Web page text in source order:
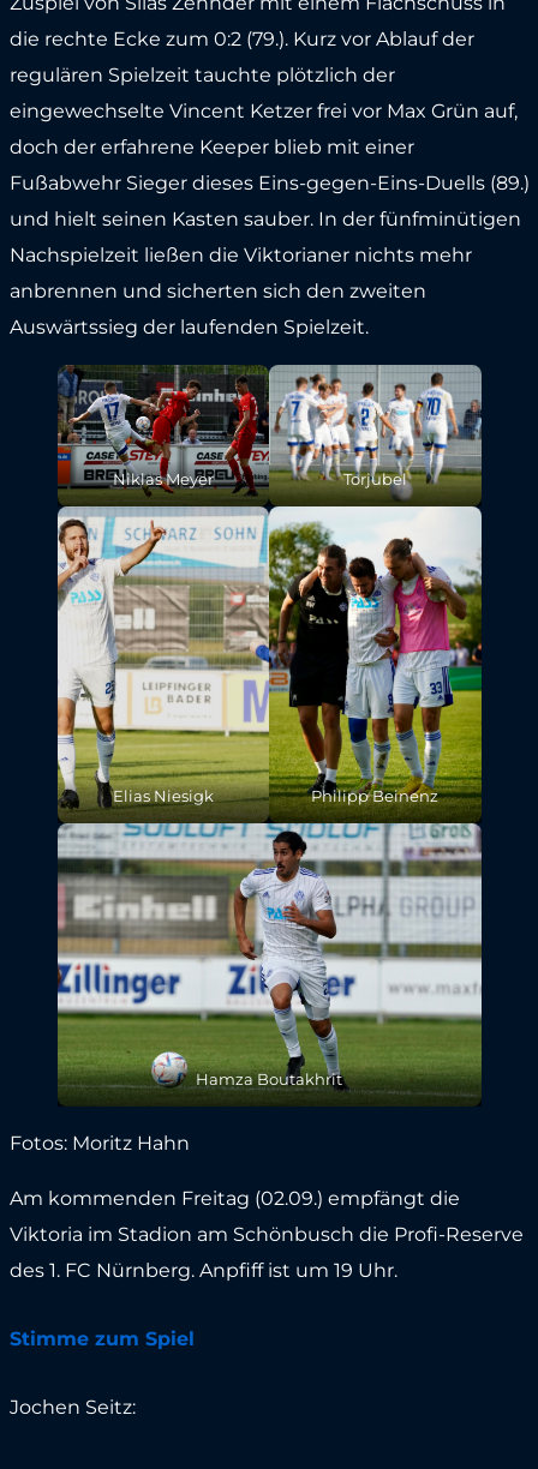
die rechte Ecke zum 0:2 (79.). Kurz vor Ablauf der
regulären Spielzeit tauchte plötzlich der
eingewechselte Vincent Ketzer frei vor Max Grün auf,
doch der erfahrene Keeper blieb mit einer
Fußabwehr Sieger dieses Eins-gegen-Eins-Duells (89.)
und hielt seinen Kasten sauber. In der fünfminütigen
Nachspielzeit ließen die Viktorianer nichts mehr
anbrennen und sicherten sich den zweiten
Auswärtssieg der laufenden Spielzeit.
Niklas Meyer Torjubel
Elias Niesigk Philipp Beinenz
Hamza Boutakhrit
Fotos: Moritz Hahn
Am kommenden Freitag (02.09.) empfängt die
Viktoria im Stadion am Schönbusch die Profi-Reserve
des 1. FC Nürnberg. Anpfiff ist um 19 Uhr.
Stimme zum Spiel
Jochen Seitz: